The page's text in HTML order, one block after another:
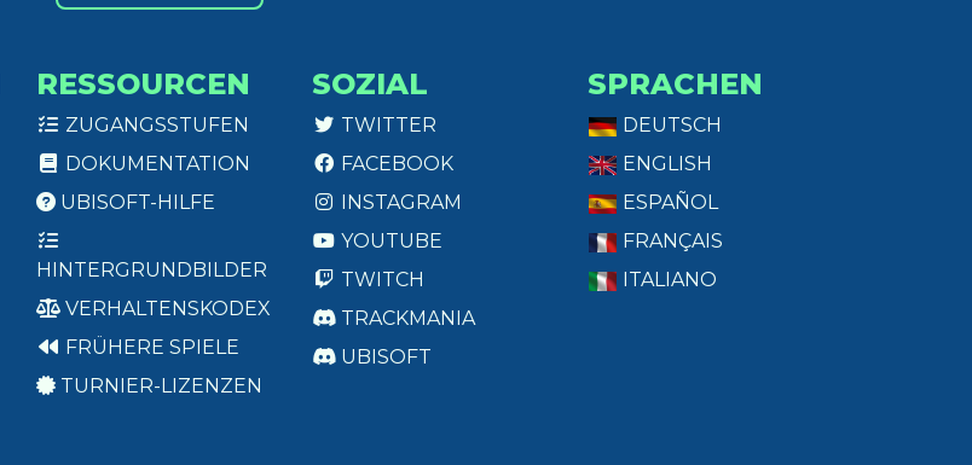
RESSOURCEN
ZUGANGSSTUFEN
DOKUMENTATION
UBISOFT-HILFE
HINTERGRUNDBILDER
VERHALTENSKODEX
FRÜHERE SPIELE
TURNIER-LIZENZEN
SOZIAL
TWITTER
FACEBOOK
INSTAGRAM
YOUTUBE
TWITCH
TRACKMANIA
UBISOFT
SPRACHEN
DEUTSCH
ENGLISH
ESPAÑOL
FRANÇAIS
ITALIANO